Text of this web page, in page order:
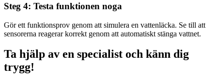
Steg 4: Testa funktionen noga
Gör ett funktionsprov genom att simulera en vattenläcka. Se till att
sensorerna reagerar korrekt genom att automatiskt stänga vattnet.
Ta hjälp av en specialist och känn dig
trygg!